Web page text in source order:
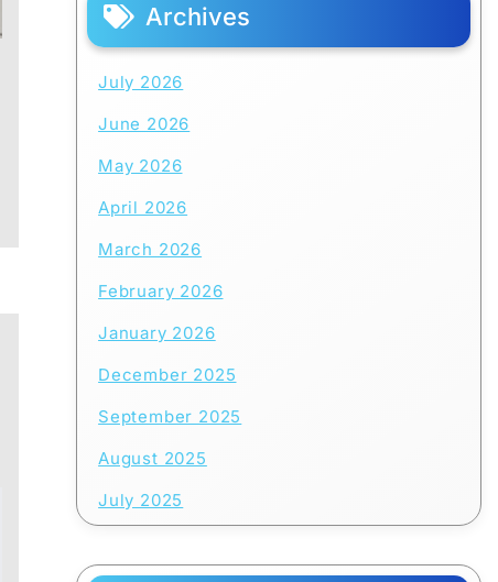
Archives
July 2026
June 2026
May 2026
April 2026
March 2026
February 2026
January 2026
December 2025
September 2025
August 2025
July 2025